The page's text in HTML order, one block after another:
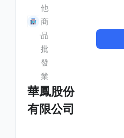
他
商
品
批
發
業
華鳳股份
有限公司